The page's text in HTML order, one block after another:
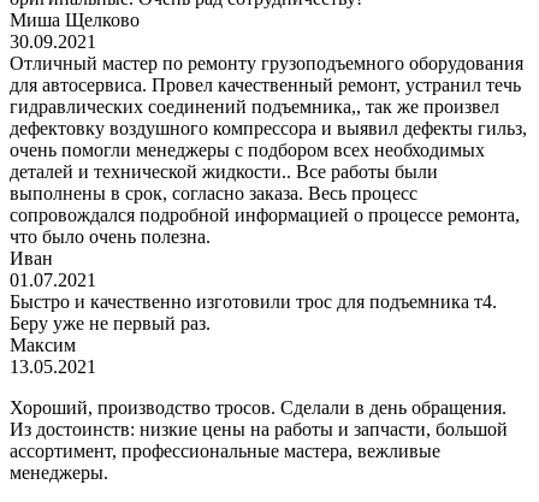
Миша Щелково
30.09.2021
Отличный мастер по ремонту грузоподъемного оборудования
для автосервиса. Провел качественный ремонт, устранил течь
гидравлических соединений подъемника,, так же произвел
дефектовку воздушного компрессора и выявил дефекты гильз,
очень помогли менеджеры с подбором всех необходимых
деталей и технической жидкости.. Все работы были
выполнены в срок, согласно заказа. Весь процесс
сопровождался подробной информацией о процессе ремонта,
что было очень полезна.
Иван
01.07.2021
Быстро и качественно изготовили трос для подъемника т4.
Беру уже не первый раз.
Максим
13.05.2021
Хороший, производство тросов. Сделали в день обращения.
Из достоинств: низкие цены на работы и запчасти, большой
ассортимент, профессиональные мастера, вежливые
менеджеры.